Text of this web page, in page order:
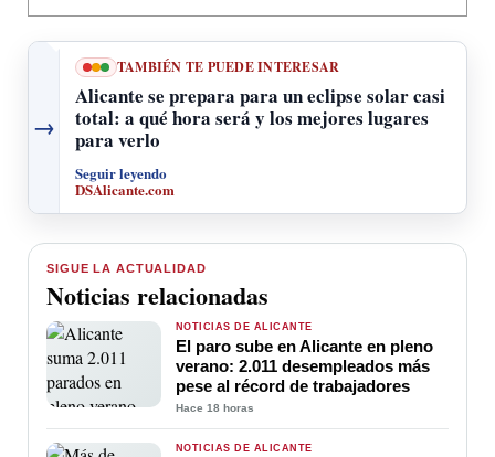
→
TAMBIÉN TE PUEDE INTERESAR
Alicante se prepara para un eclipse solar casi
total: a qué hora será y los mejores lugares
para verlo
Seguir leyendo
DSAlicante.com
SIGUE LA ACTUALIDAD
Noticias relacionadas
NOTICIAS DE ALICANTE
El paro sube en Alicante en pleno
verano: 2.011 desempleados más
pese al récord de trabajadores
Hace 18 horas
NOTICIAS DE ALICANTE